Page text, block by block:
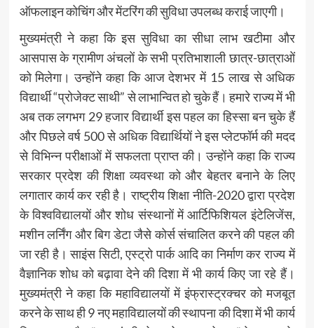
ऑफलाइन कोचिंग और मेंटरिंग की सुविधा उपलब्ध कराई जाएगी।
मुख्यमंत्री ने कहा कि इस सुविधा का सीधा लाभ खटीमा और
आसपास के ग्रामीण अंचलों के सभी प्रतिभाशाली छात्र-छात्राओं
को मिलेगा। उन्होंने कहा कि आज देशभर में 15 लाख से अधिक
विद्यार्थी “प्रोजेक्ट साथी” से लाभान्वित हो चुके हैं। हमारे राज्य में भी
अब तक लगभग 29 हजार विद्यार्थी इस पहल का हिस्सा बन चुके हैं
और पिछले वर्ष 500 से अधिक विद्यार्थियों ने इस प्लेटफॉर्म की मदद
से विभिन्न परीक्षाओं में सफलता प्राप्त की। उन्होंने कहा कि राज्य
सरकार प्रदेश की शिक्षा व्यवस्था को और बेहतर बनाने के लिए
लगातार कार्य कर रही है। राष्ट्रीय शिक्षा नीति-2020 द्वारा प्रदेश
के विश्वविद्यालयों और शोध संस्थानों में आर्टिफिशियल इंटेलिजेंस,
मशीन लर्निंग और बिग डेटा जैसे कोर्स संचालित करने की पहल की
जा रही है। साइंस सिटी, एस्ट्रो पार्क आदि का निर्माण कर राज्य में
वैज्ञानिक शोध को बढ़ावा देने की दिशा में भी कार्य किए जा रहे हैं।
मुख्यमंत्री ने कहा कि महाविद्यालयों में इंफ्रास्ट्रक्चर को मजबूत
करने के साथ ही 9 नए महाविद्यालयों की स्थापना की दिशा में भी कार्य